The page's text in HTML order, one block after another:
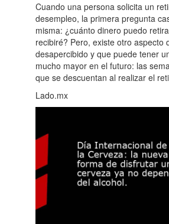
Cuando una persona solicita un
desempleo, la primera pregunta
misma: ¿cuánto dinero puedo
recibiré? Pero, existe otro aspecto
desapercibido y que puede tener
mucho mayor en el futuro: las
que se descuentan al realizar el
Lado.mx